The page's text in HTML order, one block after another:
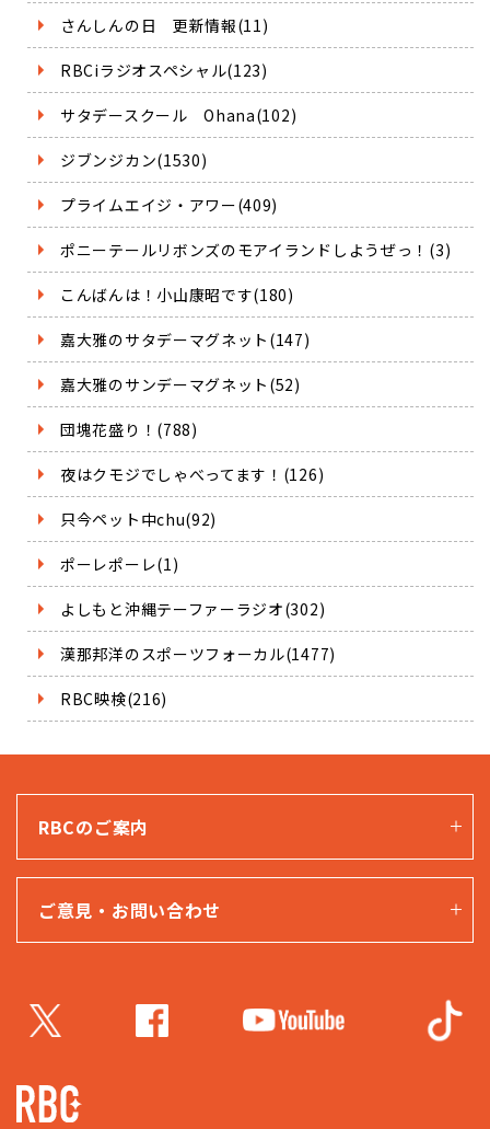
さんしんの日 更新情報(11)
RBCiラジオスペシャル(123)
サタデースクール Ohana(102)
ジブンジカン(1530)
プライムエイジ・アワー(409)
ポニーテールリボンズのモアイランドしようぜっ！(3)
こんばんは！小山康昭です(180)
嘉大雅のサタデーマグネット(147)
嘉大雅のサンデーマグネット(52)
団塊花盛り！(788)
夜はクモジでしゃべってます！(126)
只今ペット中chu(92)
ポーレポーレ(1)
よしもと沖縄テーファーラジオ(302)
漢那邦洋のスポーツフォーカル(1477)
RBC映検(216)
RBCのご案内
ご意見・お問い合わせ